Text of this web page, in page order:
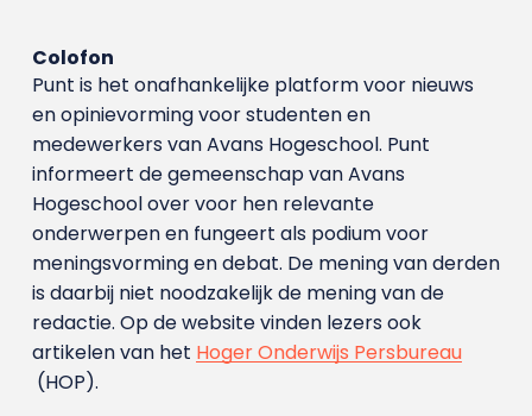
Colofon
Punt is het onafhankelijke platform voor nieuws
en opinievorming voor studenten en
medewerkers van Avans Hoge­school. Punt
informeert de gemeenschap van Avans
Hogeschool over voor hen relevante
onderwerpen en fungeert als podium voor
meningsvorming en debat. De mening van derden
is daarbij niet noodzakelijk de mening van de
redactie. Op de website vinden lezers ook
artikelen van het Hoger Onderwijs Persbureau
(HOP).